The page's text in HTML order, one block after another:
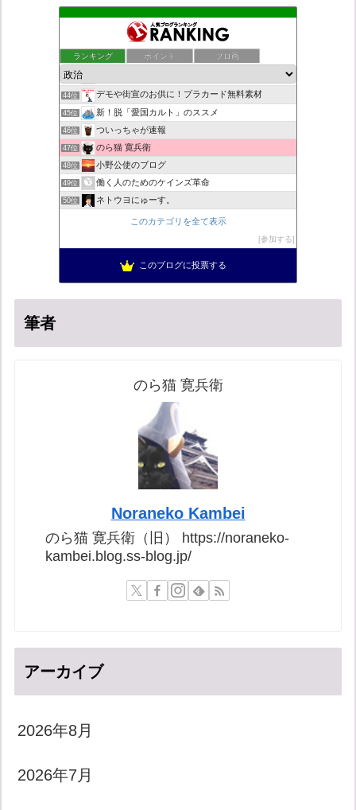
ランキング ポイント ブロ画
村野瀬玲奈の秘書課広報室
こんなニュースにでくわした
42位 老子の道（万物の源）と徳 ＝大本神諭の一輪＋日月神示の神一厘
43位
44位 デモや街宣のお供に！プラカード無料素材
45位 新！脱「愛国カルト」のススメ
46位 ついっちゃが速報
47位 のら猫 寛兵衛
48位 小野公使のブログ
49位 働く人のためのケインズ革命
50位 ネトウヨにゅーす。
菜穂は猫が好き
秩父市議会議員 黒澤秀之 ブログ
このカテゴリを全て表示
参加する
このブログに投票する
筆者
のら猫 寛兵衛
Noraneko Kambei
のら猫 寛兵衛（旧） https://noraneko-
kambei.blog.ss-blog.jp/
アーカイブ
2026年8月
2026年7月